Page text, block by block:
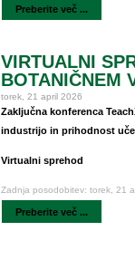
Preberite več ...
VIRTUALNI
BOTANIČNEM
torek, 21 april 2026
Zaključna konferenca
industrijo in prihodnost
Virtualni sprehod
Zadnja posodobitev: torek, 21
Preberite več ...